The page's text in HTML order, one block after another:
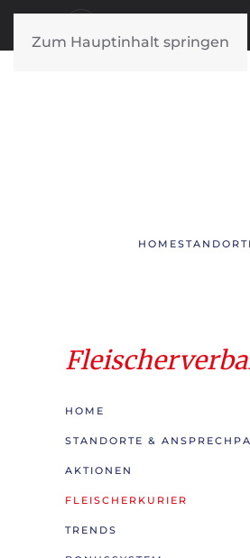
Zum Hauptinhalt springen
HOME
HOME
STANDORTE &
AKTIONEN
FLEISCHERKURIER
TRENDS